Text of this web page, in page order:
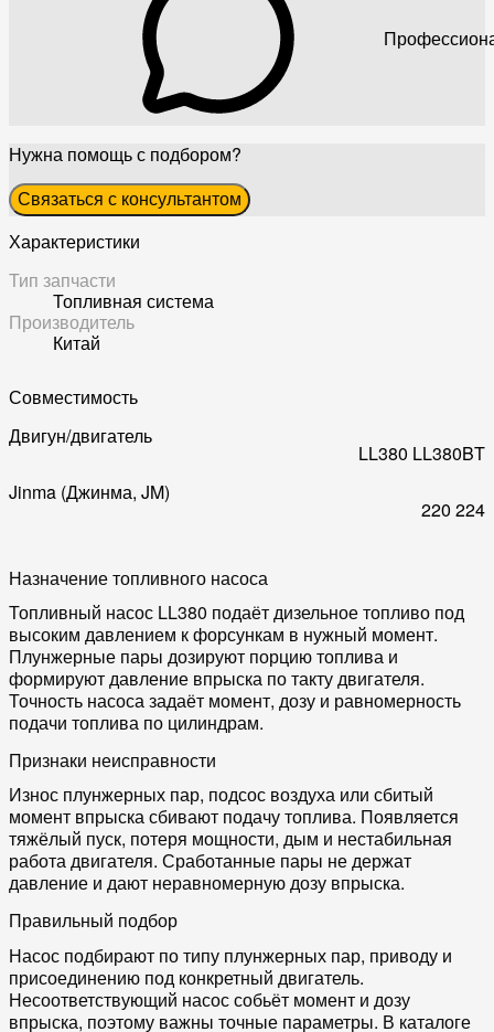
Нужна помощь с подбором?
Связаться с консультантом
Характеристики
Тип запчасти
Топливная система
Производитель
Китай
Совместимость
Двигун/двигатель
LL380 LL380BT
Jinma (Джинма, JM)
220 224
Назначение топливного насоса
Топливный насос LL380 подаёт дизельное топливо под
высоким давлением к форсункам в нужный момент.
Плунжерные пары дозируют порцию топлива и
формируют давление впрыска по такту двигателя.
Точность насоса задаёт момент, дозу и равномерность
подачи топлива по цилиндрам.
Признаки неисправности
Износ плунжерных пар, подсос воздуха или сбитый
момент впрыска сбивают подачу топлива. Появляется
тяжёлый пуск, потеря мощности, дым и нестабильная
работа двигателя. Сработанные пары не держат
давление и дают неравномерную дозу впрыска.
Правильный подбор
Насос подбирают по типу плунжерных пар, приводу и
присоединению под конкретный двигатель.
Несоответствующий насос собьёт момент и дозу
впрыска, поэтому важны точные параметры. В каталоге